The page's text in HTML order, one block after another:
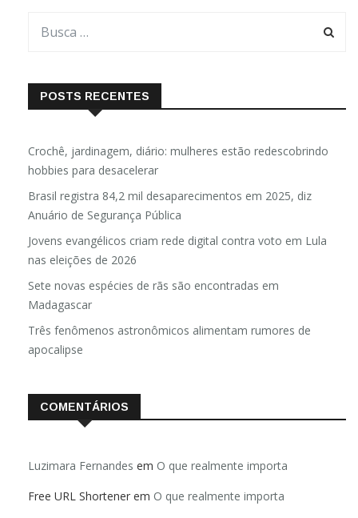
POSTS RECENTES
Crochê, jardinagem, diário: mulheres estão redescobrindo
hobbies para desacelerar
Brasil registra 84,2 mil desaparecimentos em 2025, diz
Anuário de Segurança Pública
Jovens evangélicos criam rede digital contra voto em Lula
nas eleições de 2026
Sete novas espécies de rãs são encontradas em
Madagascar
Três fenômenos astronômicos alimentam rumores de
apocalipse
COMENTÁRIOS
Luzimara Fernandes em O que realmente importa
Free URL Shortener em O que realmente importa